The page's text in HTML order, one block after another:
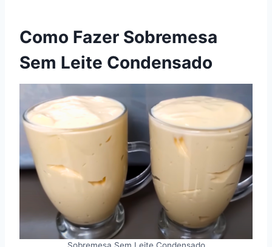
Como Fazer Sobremesa
Sem Leite Condensado